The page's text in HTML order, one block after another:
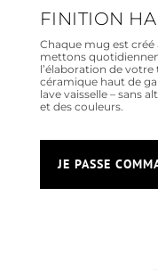
FINITION
Chaque mug est
mettons
l’élaboration de
céramique haut de
lave vaisselle – sans
et des couleurs.
JE PASSE